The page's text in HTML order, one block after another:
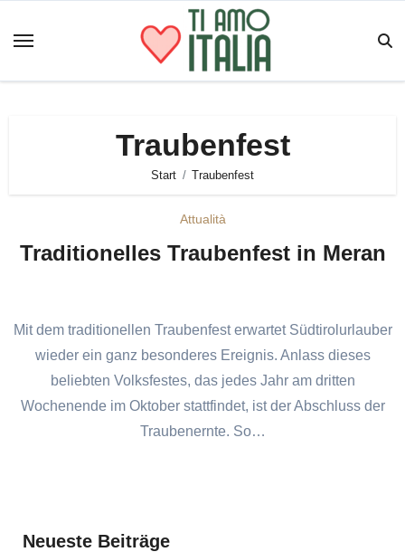
Inhalt
Traubenfest
Start Traubenfest
Attualità
Traditionelles Traubenfest in Meran
Mit dem traditionellen Traubenfest erwartet Südtirolurlauber
wieder ein ganz besonderes Ereignis. Anlass dieses
beliebten Volksfestes, das jedes Jahr am dritten
Wochenende im Oktober stattfindet, ist der Abschluss der
Traubenernte. So…
Neueste Beiträge